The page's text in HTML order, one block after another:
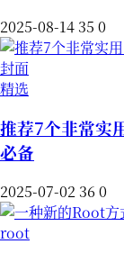
2025-08-14 35 0
精选
推荐7个非常实
必备
2025-07-02 36 0
root